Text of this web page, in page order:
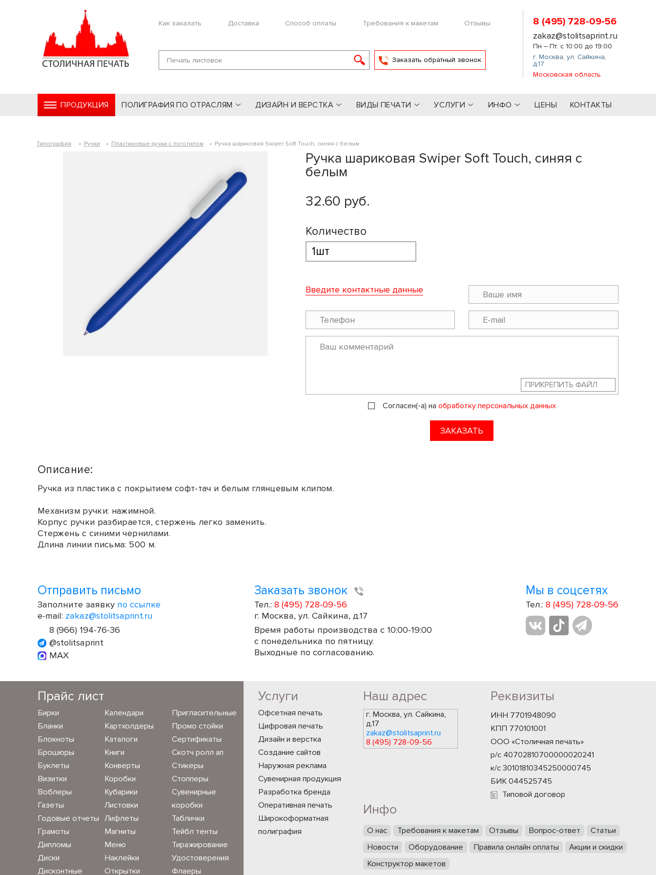
Как заказать Доставка Способ оплаты Требования к макетам Отзывы
Заказать обратный звонок
8 (495) 728-09-56
zakaz@stolitsaprint.ru
Пн – Пт: с 10:00 до 19:00
г. Москва,ул. Сайкина,
д.17
Московская область
ПРОДУКЦИЯ ПОЛИГРАФИЯ ПО ОТРАСЛЯМ ДИЗАЙН И ВЕРСТКА ВИДЫ ПЕЧАТИ УСЛУГИ ИНФО ЦЕНЫ КОНТАКТЫ
Типография » Ручки » Пластиковые ручки с логотипом » Ручка шариковая Swiper Soft Touch, синяя с белым
Ручка шариковая Swiper Soft Touch, синяя с
белым
32.60 руб.
Количество
Введите контактные данные
ПРИКРЕПИТЬ ФАЙЛ
Согласен(-а) на обработку персональных данных
ЗАКАЗАТЬ
Описание:
Ручка из пластика с покрытием софт-тач и белым глянцевым клипом.
Механизм ручки: нажимной.
Корпус ручки разбирается, стержень легко заменить.
Стержень с синими чернилами.
Длина линии письма: 500 м.
Отправить письмо
Заполните заявку по ссылке
e-mail: zakaz@stolitsaprint.ru
8 (966) 194-76-36
@stolitsaprint
MAX
Заказать звонок
Тел.: 8 (495) 728-09-56
г. Москва, ул. Сайкина, д.17
Время работы производства с 10:00-19:00
с понедельника по пятницу.
Выходные по согласованию.
Мы в соцсетях
Тел.: 8 (495) 728-09-56
Прайс лист
Бирки
Бланки
Блокноты
Брошюры
Буклеты
Визитки
Воблеры
Газеты
Годовые отчеты
Грамоты
Дипломы
Диски
Дисконтные
Календари
Картхолдеры
Каталоги
Книги
Конверты
Коробки
Кубарики
Листовки
Лифлеты
Магниты
Меню
Наклейки
Открытки
Пригласительные
Промо стойки
Сертификаты
Скотч ролл ап
Стикеры
Стопперы
Сувенирные
коробки
Таблички
Тейбл тенты
Тиражирование
Удостоверения
Флаеры
Услуги
Офсетная печать
Цифровая печать
Дизайн и верстка
Создание сайтов
Наружная реклама
Сувенирная продукция
Разработка бренда
Оперативная печать
Широкоформатная
полиграфия
Наш адрес
г. Москва, ул. Сайкина,
д.17
zakaz@stolitsaprint.ru
8 (495) 728-09-56
Реквизиты
ИНН 7701948090
КПП 770101001
ООО «Столичная печать»
р/с 40702810700000020241
к/с 30101810345250000745
БИК 044525745
Типовой договор
Инфо
О нас Требования к макетам Отзывы Вопрос-ответ
Статьи
Новости
Оборудование Правила онлайн оплаты
Акции и скидки
Конструктор макетов